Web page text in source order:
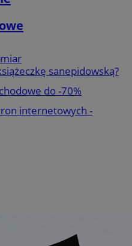
sanepidowską?
do -70%
internetowych -